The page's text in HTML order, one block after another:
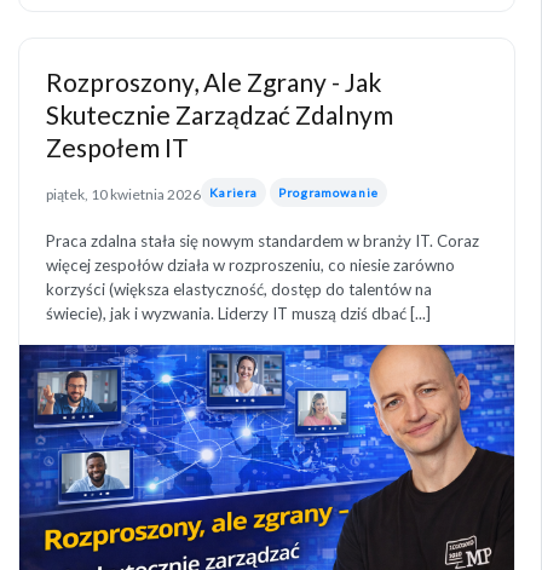
Rozproszony, Ale Zgrany - Jak
Skutecznie Zarządzać Zdalnym
Zespołem IT
piątek, 10 kwietnia 2026 Kariera Programowanie
Praca zdalna stała się nowym standardem w branży IT. Coraz
więcej zespołów działa w rozproszeniu, co niesie zarówno
korzyści (większa elastyczność, dostęp do talentów na
świecie), jak i wyzwania. Liderzy IT muszą dziś dbać [...]